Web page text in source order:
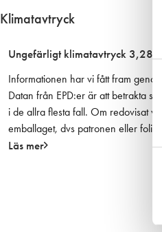
r
g
o
c
h
g
a
Klimatavtryck
Ungefärligt klimatavtryck 3,28
Informationen har vi fått fram
Datan från EPD:er är att betrakta
i de allra flesta fall. Om redovisat
emballaget, dvs patronen eller
Läs mer